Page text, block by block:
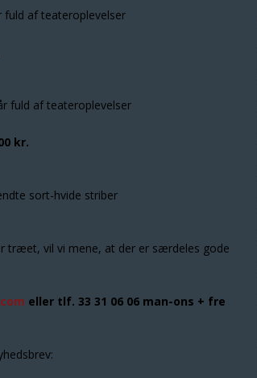
af teateroplevelser
fuld af teateroplevelser
kr.
sort-hvide striber
træet, vil vi mene, at der er særdeles gode
eller tlf. 33 31 06 06 man-ons + fre